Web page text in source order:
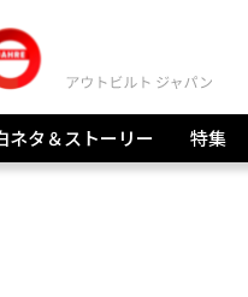
ネタ＆ストーリー 特集